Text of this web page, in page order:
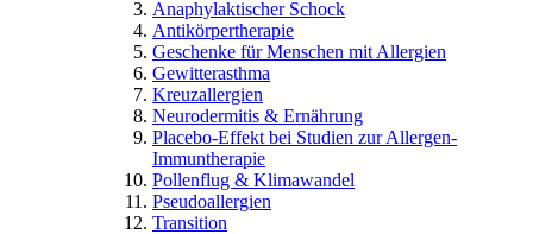
Anaphylaktischer Schock
Antikörpertherapie
Geschenke für Menschen mit Allergien
Gewitterasthma
Kreuzallergien
Neurodermitis & Ernährung
Placebo-Effekt bei Studien zur Allergen-
Immuntherapie
Pollenflug & Klimawandel
Pseudoallergien
Transition